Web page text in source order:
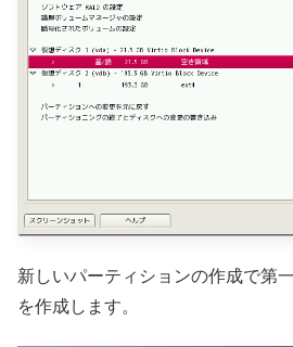
新しいパーティションの作成で第
を作成します。